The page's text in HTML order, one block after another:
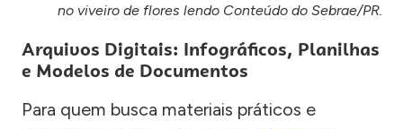
no viveiro de flores lendo Conteúdo do Sebrae/PR.
Arquivos Digitais: Infográficos, Planilhas
e Modelos de Documentos
Para quem busca materiais práticos e